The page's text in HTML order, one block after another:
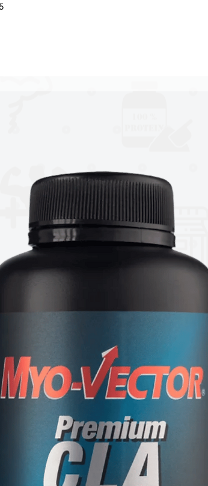
la memoria